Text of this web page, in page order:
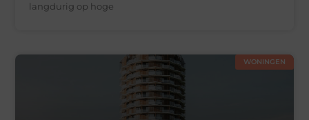
langdurig op hoge
WONINGEN